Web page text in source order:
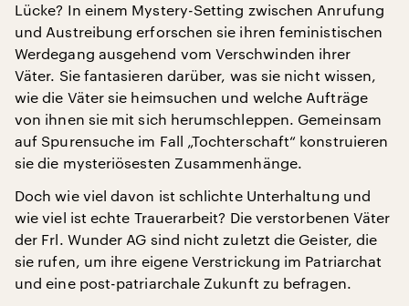
Lücke? In einem Mystery-Setting zwischen Anrufung
und Austreibung erforschen sie ihren feministischen
Werdegang ausgehend vom Verschwinden ihrer
Väter. Sie fantasieren darüber, was sie nicht wissen,
wie die Väter sie heimsuchen und welche Aufträge
von ihnen sie mit sich herumschleppen. Gemeinsam
auf Spurensuche im Fall „Tochterschaft“ konstruieren
sie die mysteriösesten Zusammenhänge.
Doch wie viel davon ist schlichte Unterhaltung und
wie viel ist echte Trauerarbeit? Die verstorbenen Väter
der Frl. Wunder AG sind nicht zuletzt die Geister, die
sie rufen, um ihre eigene Verstrickung im Patriarchat
und eine post-patriarchale Zukunft zu befragen.